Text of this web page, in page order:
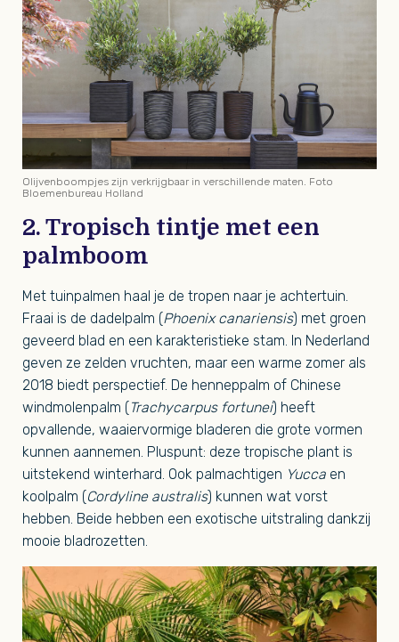
Olijvenboompjes zijn verkrijgbaar in verschillende maten. Foto
Bloemenbureau Holland
2. Tropisch tintje met een
palmboom
Met tuinpalmen haal je de tropen naar je achtertuin.
Fraai is de dadelpalm (Phoenix canariensis) met groen
geveerd blad en een karakteristieke stam. In Nederland
geven ze zelden vruchten, maar een warme zomer als
2018 biedt perspectief. De henneppalm of Chinese
windmolenpalm ( Trachycarpus fortunei) heeft
opvallende, waaiervormige bladeren die grote vormen
kunnen aannemen. Pluspunt: deze tropische plant is
uitstekend winterhard. Ook palmachtigen Yucca en
koolpalm (Cordyline australis) kunnen wat vorst
hebben. Beide hebben een exotische uitstraling dankzij
mooie bladrozetten.